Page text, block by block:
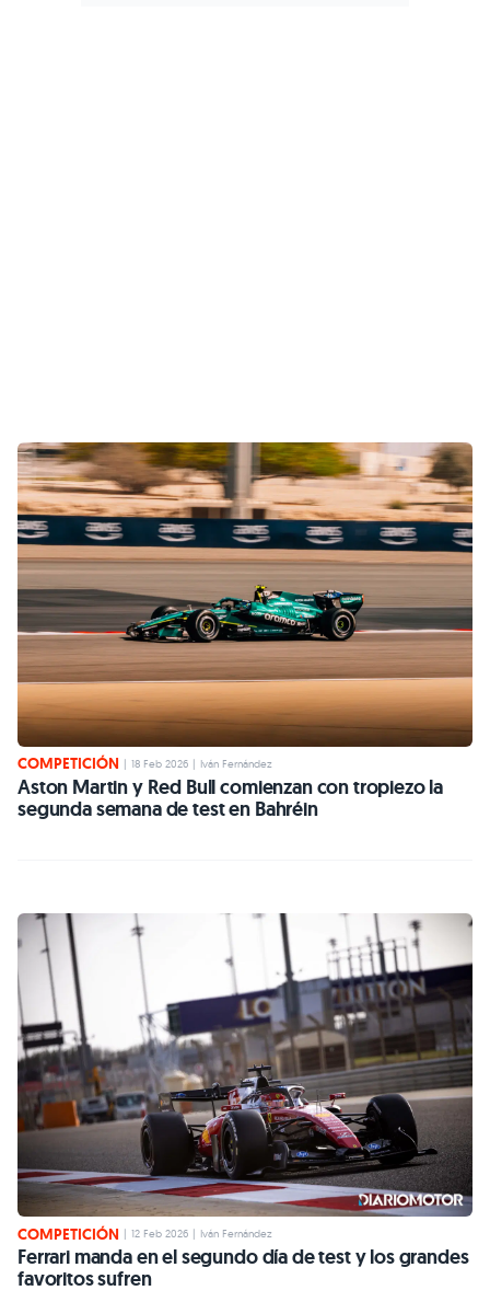
COMPETICIÓN | 18 Feb 2026 | Iván Fernández
Aston Martin y Red Bull comienzan con tropiezo la
segunda semana de test en Bahréin
COMPETICIÓN 12 Feb 2026 Iván Fernández
Ferrari manda en el segundo día de test y los grandes
favoritos sufren